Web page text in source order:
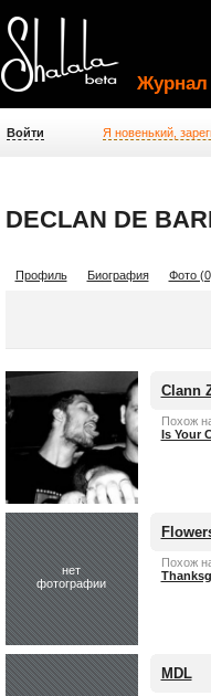
Журнал
Войти Я новенький,
DECLAN DE
Профиль Биография Фото
Clann
Похож
Is Your
нет
фотографии
Похож
MDL